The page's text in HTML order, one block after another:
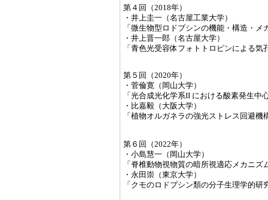
第４回（2018年）
・井上圭一（名古屋工業大学）
「微生物型ロドプシンの機能・構造・
・井上晋一郎（名古屋大学）
「青色光受容体フォトトロピンによる
第５回（2020年）
・菅倫寛（岡山大学）
「光合成光化学系II における酸素発生中
・比嘉毅（大阪大学）
「植物オルガネラの強光ストレス回避機
第６回（2022年）
・小島慧一（岡山大学）
「脊椎動物視物質の暗所視適応メカニズ
・永田崇（東京大学）
「クモのロドプシン類の分子生理学的